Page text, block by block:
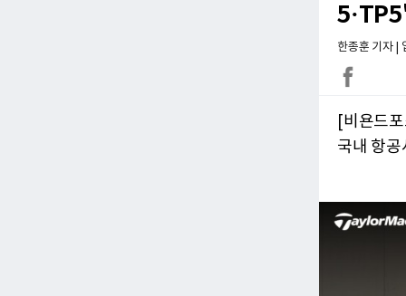
한종훈 기자 |
[비욘드
국내 항